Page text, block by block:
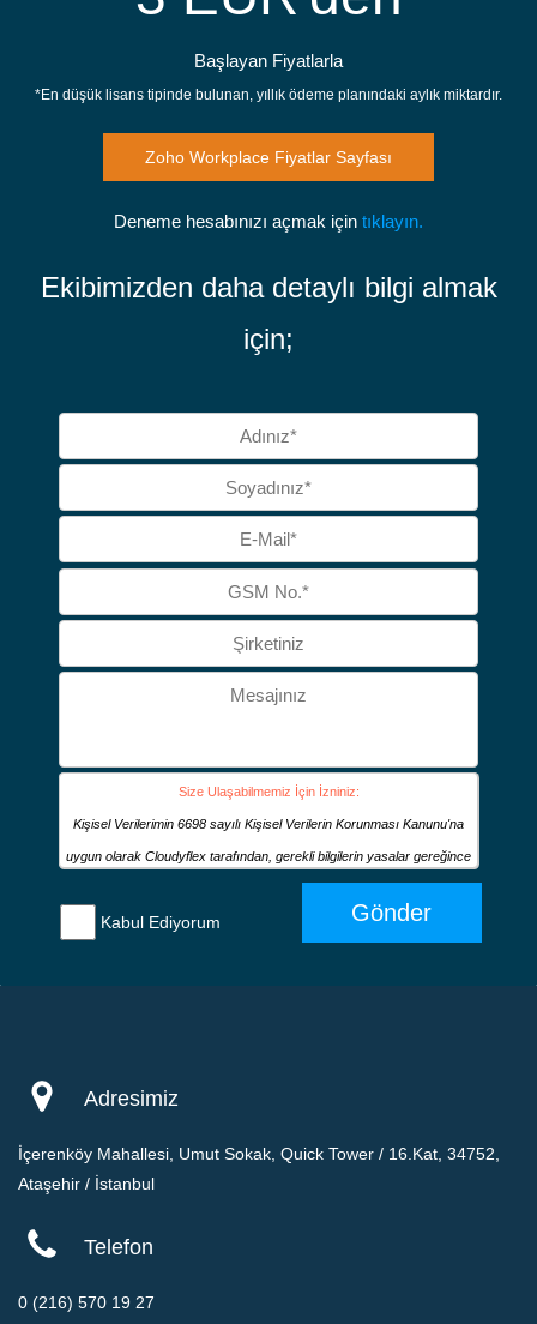
Başlayan Fiyatlarla
*En düşük lisans tipinde bulunan, yıllık ödeme planındaki aylık miktardır.
Zoho Workplace Fiyatlar Sayfası
Deneme hesabınızı açmak için tıklayın.
Ekibimizden daha detaylı bilgi ​almak
için;
Size Ulaşabilmemiz İçin İzniniz:
Kişisel Verilerimin 6698 sayılı Kişisel Verilerin Korunması Kanunu'na
uygun olarak Cloudyflex tarafından, gerekli bilgilerin yasalar gereğince
üreticilerden ürün ve/veya hizmet tedariki sağlaması ve/veya bu konuda
üçüncü kişilere paylaşılmasına açık rızamla onay veriyorum.
Kabul Ediyorum Gönder
Adresimiz
İçerenköy Mahallesi, Umut Sokak, Quick Tower / 16.Kat, 34752,
Ataşehir / İstanbul
Telefon
0 (216) 570 19 27